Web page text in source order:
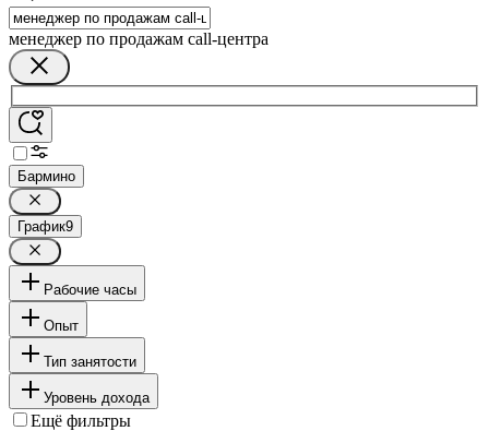
менеджер по продажам call-центра
Бармино
График9
Рабочие часы
Опыт
Тип занятости
Уровень дохода
Ещё фильтры